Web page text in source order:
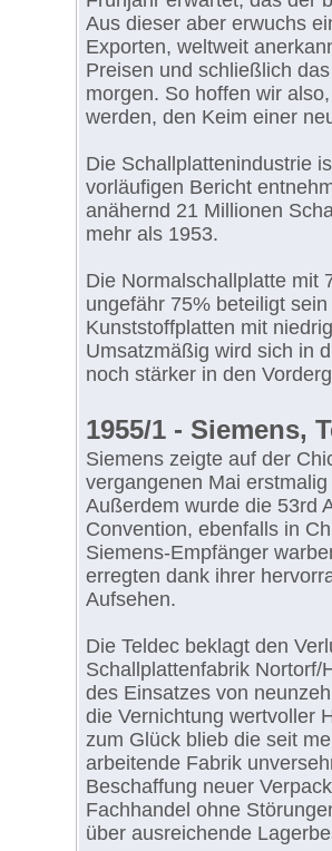
Aus dieser aber erwuchs
Exporten, weltweit
Preisen und schließlich
morgen. So hoffen wir
werden, den Keim einer
Die Schallplattenindustrie
vorläufigen Bericht
anähernd 21 Millionen
mehr als 1953.
Die Normalschallplatte mit
ungefähr 75% beteiligt
Kunststoffplatten mit
Umsatzmäßig wird sich in
noch stärker in den
1955/1 - Siemens,
Siemens zeigte auf der
vergangenen Mai
Außerdem wurde die 53rd
Convention, ebenfalls in
Siemens-Empfänger
erregten dank ihrer
Aufsehen.
Die Teldec beklagt den
Schallplattenfabrik Nortorf/
des Einsatzes von
die Vernichtung wertvoller
zum Glück blieb die seit
arbeitende Fabrik
Beschaffung neuer
Fachhandel ohne
über ausreichende